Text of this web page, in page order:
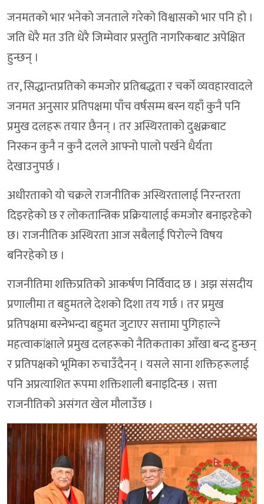
जनमतको भार भनेको जनताले गरेको विश्वासको भार पनि हो ।
जति धेरै मत उति धेरै जिम्मेवार प्रस्तुति नागरिकबाट अपेक्षित
हुन्छन् ।
तर, सिद्धान्तप्रतिको कमजोर प्रतिबद्धता र चर्को व्यवहारवादले
जनमत अनुसार प्रतिपक्षमा पाँच वर्षसम्म बस्न यहाँ कुनै पनि
प्रमुख दलहरू तयार छैनन् । तर अस्थिरताको दुश्चक्रबाट
निस्कन कुनै न कुनै दलले आफ्नो पालो पर्खने धैर्यता
देखाउनुपर्छ ।
अधीरताको यो चक्रले राजनीतिक अस्थिरतालाई निरन्तरता
दिइरहेको छ र लोकतान्त्रिक प्रक्रियालाई कमजोर बनाइरहेको
छ। राजनीतिक अस्थिरता आज सबैलाई पिरोल्ने विषय
बनिरहेको छ ।
राजनीतिमा शक्तिप्रतिको आकर्षण निर्विवाद छ । अझ संसदीय
प्रणालीमा त बहुमतले देशको दिशा तय गर्छ । तर प्रमुख
प्रतिपक्षमा बस्नेभन्दा बहुमत जुटाएर सत्तामा पुगिहाल्ने
महत्वाकांक्षाले प्रमुख दलहरूको नैतिकताका आँखा बन्द हुन्छन्
र प्रतिपक्षको भूमिका रुचाउँदैनन् । यसले साना शक्तिहरूलाई
पनि अप्रत्याशित रूपमा शक्तिशाली बनाइदिन्छ । सत्ता
राजनीतिको असंगत खेल मौलाउँछ ।